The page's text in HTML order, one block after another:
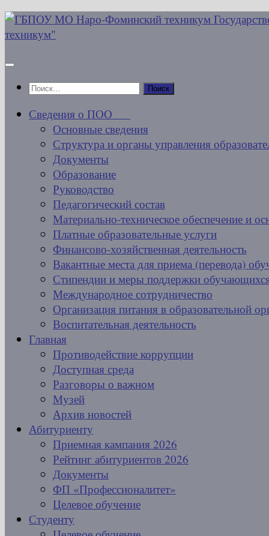
Перейти
к
Найти:
Сведения о ПОО
Основные сведения
Структура и органы управления
Документы
Образование
Руководство
Педагогический состав
Материально-техническое обеспечение и
Платные образовательные услуги
Финансово-хозяйственная деятельность
Вакантные места для приема (перевода)
Стипендии и меры поддержки
Международное сотрудничество
Организация питания в образовательной
Воспитательная деятельность
Главная
Противодействие коррупции
Доступная среда
Разговоры о важном
Музей
Архив новостей
Абитуриенту
Приемная кампания 2026
Рейтинг абитуриентов 2026
Документы
ФП «Профессионалитет»
Целевое обучение
Студенту